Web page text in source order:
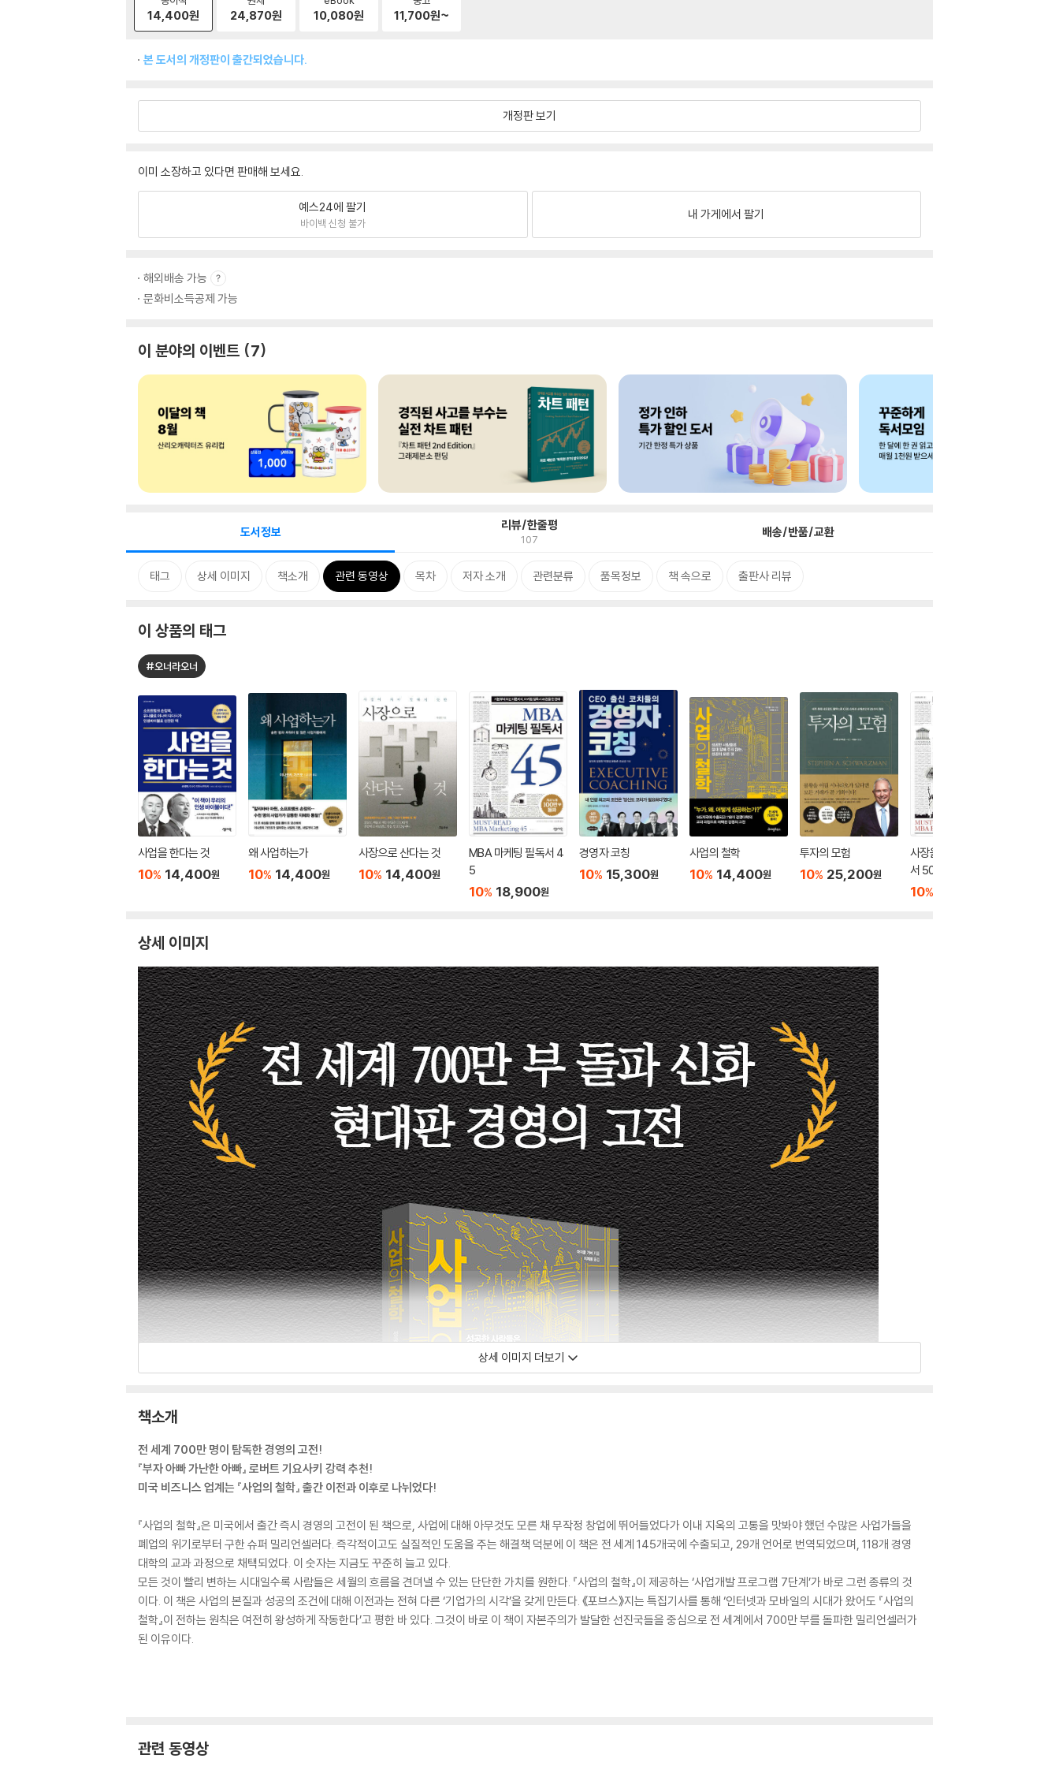
14,400원 24,870원 10,080원 11,700원~
본 도서의 개정판이 출간되었습니다.
개정판 보기
이미 소장하고 있다면 판매해 보세요.
예스24에 팔기
바이백 신청 불가
내 가게에서 팔기
해외배송 가능
문화비소득공제 가능
이 분야의 이벤트 7
도서정보 리뷰/한줄평
107 배송/반품/교환
태그 상세 이미지 책소개 관련 동영상 목차 저자 소개 관련분류 품목정보 책 속으로 출판사 리뷰
이 상품의 태그
#오너라오너
사업을 한다는 것
10% 14,400원
왜 사업하는가
10% 14,400원
사장으로 산다는 것
10% 14,400원
MBA 마케팅 필독서 4
5
10% 18,900원
경영자 코칭
10% 15,300원
사업의 철학
10% 14,400원
투자의 모험
10% 25,200원
사장을 위한 MBA 필독
서 50
10%
상세 이미지
상세 이미지 더보기
책소개
전 세계 700만 명이 탐독한 경영의 고전!
『부자 아빠 가난한 아빠』 로버트 기요사키 강력 추천!
미국 비즈니스 업계는 『사업의 철학』 출간 이전과 이후로 나뉘었다!
『사업의 철학』은 미국에서 출간 즉시 경영의 고전이 된 책으로, 사업에 대해 아무것도 모른 채 무작정 창업에 뛰어들었다가 이내 지옥의 고통을 맛봐야 했던 수많은 사업가들을
폐업의 위기로부터 구한 슈퍼 밀리언셀러다. 즉각적이고도 실질적인 도움을 주는 해결책 덕분에 이 책은 전 세계 145개국에 수출되고, 29개 언어로 번역되었으며, 118개 경영
대학의 교과 과정으로 채택되었다. 이 숫자는 지금도 꾸준히 늘고 있다.
모든 것이 빨리 변하는 시대일수록 사람들은 세월의 흐름을 견뎌낼 수 있는 단단한 가치를 원한다. 『사업의 철학』이 제공하는 ‘사업개발 프로그램 7단계’가 바로 그런 종류의 것
이다. 이 책은 사업의 본질과 성공의 조건에 대해 이전과는 전혀 다른 ‘기업가의 시각’을 갖게 만든다. 《포브스》지는 특집기사를 통해 ‘인터넷과 모바일의 시대가 왔어도 『사업의
철학』이 전하는 원칙은 여전히 왕성하게 작동한다’고 평한 바 있다. 그것이 바로 이 책이 자본주의가 발달한 선진국들을 중심으로 전 세계에서 700만 부를 돌파한 밀리언셀러가
된 이유이다.
관련 동영상